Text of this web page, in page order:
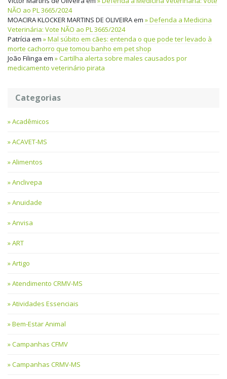
NÃO ao PL 3665/2024
MOACIRA KLOCKER MARTINS DE OLIVEIRAem
Defenda a Medicina
Veterinária: Vote NÃO ao PL 3665/2024
Patrícia em
Mal súbito em cães: entenda o que pode ter levado à
morte cachorro que tomou banho em pet shop
João Filinga em
Cartilha alerta sobre males causados por
medicamento veterinário pirata
Categorias
Acadêmicos
ACAVET-MS
Alimentos
Anclivepa
Anuidade
Anvisa
ART
Artigo
Atendimento CRMV-MS
Atividades Essenciais
Bem-Estar Animal
Campanhas CFMV
Campanhas CRMV-MS